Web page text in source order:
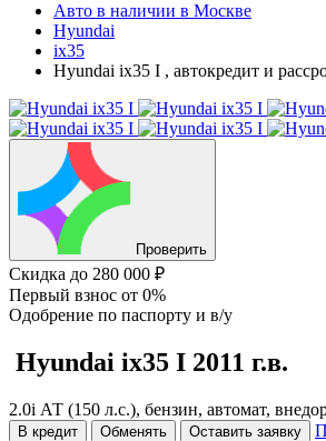
Авто в наличии в Москве
Hyundai
ix35
Hyundai ix35 I , автокредит и
Проверить
Скидка до 280 000 ₽
Первый взнос от 0%
Одобрение по паспорту и в/у
Hyundai ix35 I 2011 г.в.
2.0i АТ (150 л.с.), бензин, автомат,
В кредит Обменять Оставить заявку